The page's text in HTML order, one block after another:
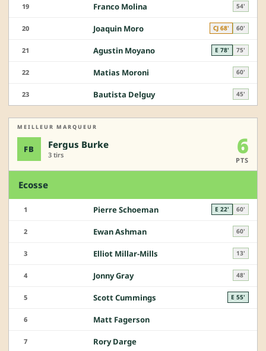
19 Franco Molina 54'
20 Joaquin Moro CJ 68' 60'
21 Agustin Moyano E 78' 75'
22 Matias Moroni 60'
23 Bautista Delguy 45'
MEILLEUR MARQUEUR
FB Fergus Burke
3 tirs 6
PTS
Ecosse
1 Pierre Schoeman E 22' 60'
2 Ewan Ashman 60'
3 Elliot Millar-Mills 13'
4 Jonny Gray 48'
5 Scott Cummings E 55'
6 Matt Fagerson
7 Rory Darge